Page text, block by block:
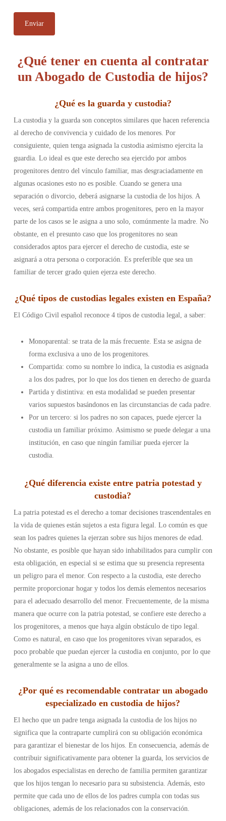
¿Qué tener en cuenta al contratar
un Abogado de Custodia de hijos?
¿Qué es la guarda y custodia?
La custodia y la guarda son conceptos similares que hacen referencia
al derecho de convivencia y cuidado de los menores. Por
consiguiente, quien tenga asignada la custodia asimismo ejercita la
guardia. Lo ideal es que este derecho sea ejercido por ambos
progenitores dentro del vínculo familiar, mas desgraciadamente en
algunas ocasiones esto no es posible. Cuando se genera una
separación o divorcio, deberá asignarse la custodia de los hijos. A
veces, será compartida entre ambos progenitores, pero en la mayor
parte de los casos se le asigna a uno solo, comúnmente la madre. No
obstante, en el presunto caso que los progenitores no sean
considerados aptos para ejercer el derecho de custodia, este se
asignará a otra persona o corporación. Es preferible que sea un
familiar de tercer grado quien ejerza este derecho.
¿Qué tipos de custodias legales existen en España?
El Código Civil español reconoce 4 tipos de custodia legal, a saber:
Monoparental: se trata de la más frecuente. Esta se asigna de
forma exclusiva a uno de los progenitores.
Compartida: como su nombre lo indica, la custodia es asignada
a los dos padres, por lo que los dos tienen en derecho de guarda
Partida y distintiva: en esta modalidad se pueden presentar
varios supuestos basándonos en las circunstancias de cada padre.
Por un tercero: si los padres no son capaces, puede ejercer la
custodia un familiar próximo. Asimismo se puede delegar a una
institución, en caso que ningún familiar pueda ejercer la
custodia.
¿Qué diferencia existe entre patria potestad y
custodia?
La patria potestad es el derecho a tomar decisiones trascendentales en
la vida de quienes están sujetos a esta figura legal. Lo común es que
sean los padres quienes la ejerzan sobre sus hijos menores de edad.
No obstante, es posible que hayan sido inhabilitados para cumplir con
esta obligación, en especial si se estima que su presencia representa
un peligro para el menor. Con respecto a la custodia, este derecho
permite proporcionar hogar y todos los demás elementos necesarios
para el adecuado desarrollo del menor. Frecuentemente, de la misma
manera que ocurre con la patria potestad, se confiere este derecho a
los progenitores, a menos que haya algún obstáculo de tipo legal.
Como es natural, en caso que los progenitores vivan separados, es
poco probable que puedan ejercer la custodia en conjunto, por lo que
generalmente se la asigna a uno de ellos.
¿Por qué es recomendable contratar un abogado
especializado en custodia de hijos?
El hecho que un padre tenga asignada la custodia de los hijos no
significa que la contraparte cumplirá con su obligación económica
para garantizar el bienestar de los hijos. En consecuencia, además de
contribuir significativamente para obtener la guarda, los servicios de
los abogados especialistas en derecho de familia permiten garantizar
que los hijos tengan lo necesario para su subsistencia. Además, esto
permite que cada uno de ellos de los padres cumpla con todas sus
obligaciones, además de los relacionados con la conservación.